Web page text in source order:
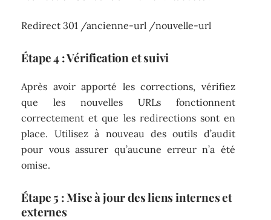
Redirect 301 /ancienne-url /nouvelle-url
Étape 4 : Vérification et suivi
Après avoir apporté les corrections, vérifiez
que les nouvelles URLs fonctionnent
correctement et que les redirections sont en
place. Utilisez à nouveau des outils d’audit
pour vous assurer qu’aucune erreur n’a été
omise.
Étape 5 : Mise à jour des liens internes et
externes